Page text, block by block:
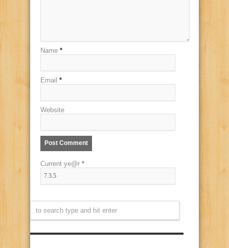
Name *
Email *
Website
Current ye@r *